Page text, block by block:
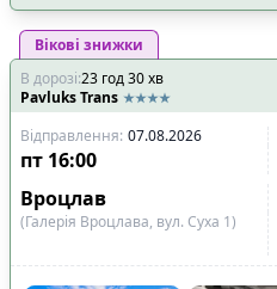
Вікові знижки
В дорозі:23 год30хв
Pavluks Trans
Відправлення: 07.08.2026
пт 16:00
Вроцлав
(Галерія Вроцлава, вул. Суха 1)